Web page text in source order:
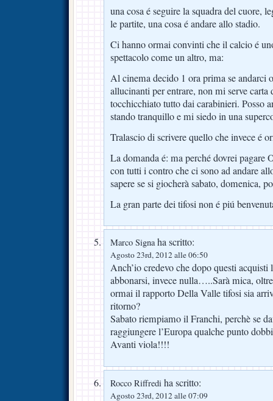
una cosa é seguire la squadra del cuore,
le partite, una cosa é andare allo stadio.
Ci hanno ormai convinti che il calcio é
spettacolo come un altro, ma:
Al cinema decido 1 ora prima se andarci
allucinanti per entrare, non mi serve carta
tocchicchiato tutto dai carabinieri. Posso
stando tranquillo e mi siedo in una
Tralascio di scrivere quello che invece é
La domanda é: ma perché dovrei
con tutti i contro che ci sono ad andare
sapere se si giocherà sabato, domenica,
La gran parte dei tifosi non é piú
Marco Signaha scritto:
Agosto 23rd, 2012 alle 06:50
Anch’io credevo che dopo questi acquisti
abbonarsi, invece nulla…..Sarà mica,
ormai il rapporto Della Valle tifosi sia
ritorno?
Sabato riempiamo il Franchi, perchè se
raggiungere l’Europa qualche punto
Avanti viola!!!!
Rocco Riffredi ha scritto:
Agosto 23rd, 2012 alle 07:09